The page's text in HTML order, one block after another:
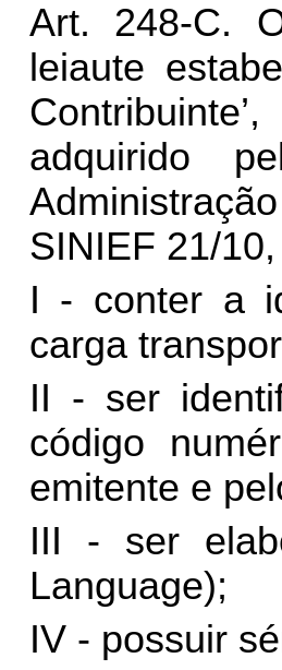
Art. 248-C.
leiaute
adquirido
SINIEF 21/
I - conter a
carga
II - ser
código
emitente e
III - ser
Language);
IV - possuir